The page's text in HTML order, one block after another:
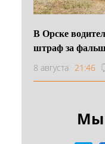
В Орске
штраф за
8 августа 21:46
Мы